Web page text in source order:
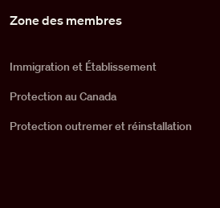
Zone des membres
Immigration et Établissement
Protection au Canada
Protection outremer et réinstallation